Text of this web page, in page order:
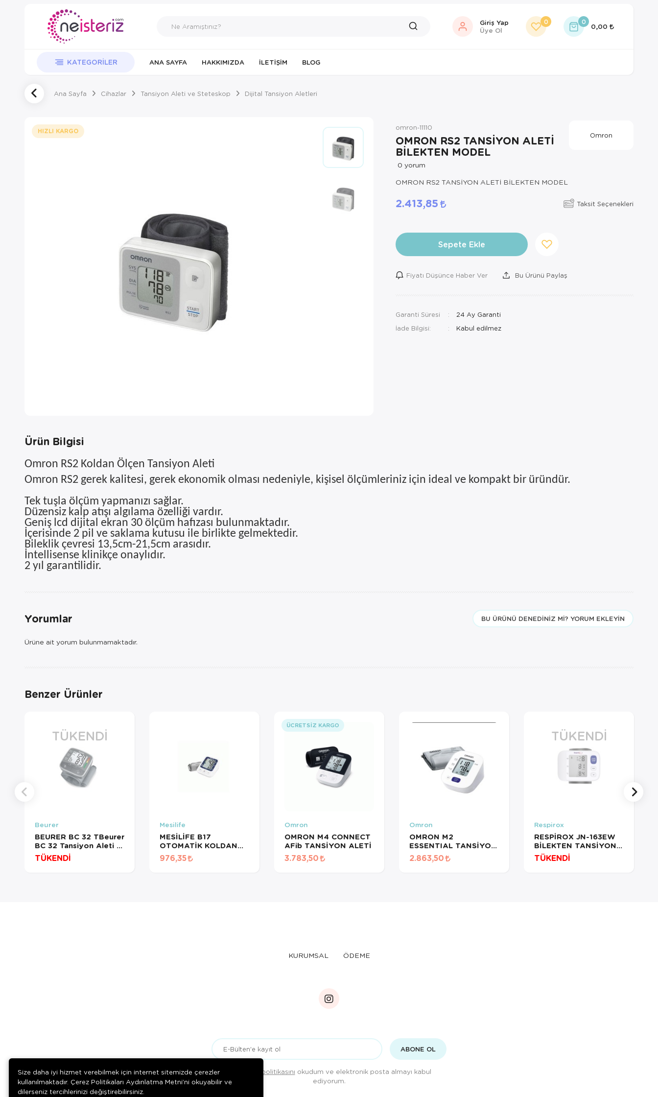
Giriş Yap
Üye Ol
0 0
0,00
KATEGORILER ANA SAYFA HAKKIMIZDA İLETIŞIM BLOG
Ana Sayfa Cihazlar Tansiyon Aleti ve Steteskop Dijital Tansiyon Aletleri
HIZLI KARGO omron-11110
OMRON RS2 TANSİYON ALETİ
BİLEKTEN MODEL
0 yorum
Omron
OMRON RS2 TANSİYON ALETİ BİLEKTEN MODEL
2.413,85 Taksit Seçenekleri
Sepete Ekle
Fiyatı Düşünce Haber Ver Bu Ürünü Paylaş
Garanti Süresi
24 Ay Garanti
İade Bilgisi:
Ürün Bilgisi
Omron RS2 Koldan Ölçen Tansiyon Aleti
Omron RS2 gerek kalitesi, gerek ekonomik olması nedeniyle, kişisel ölçümleriniz için ideal ve kompakt bir üründür.
Tek tuşla ölçüm yapmanızı sağlar.
Düzensiz kalp atışı algılama özelliği vardır.
Geniş lcd dijital ekran 30 ölçüm hafızası bulunmaktadır.
İçerisinde 2 pil ve saklama kutusu ile birlikte gelmektedir.
Bileklik çevresi 13,5cm-21,5cm arasıdır.
İntellisense klinikçe onaylıdır.
2 yıl garantilidir.
Yorumlar BU ÜRÜNÜ DENEDINIZ MI? YORUM EKLEYIN
Ürüne ait yorum bulunmamaktadır.
Benzer Ürünler
TÜKENDI
Beurer
BEURER BC 32 TBeurer
BC 32 Tansiyon Aleti |
Bilekten Ölçüm, Aritmi
Tespiti, Kullanıcı Dostu
TÜKENDİ
Mesilife
MESİLİFE B17
OTOMATİK KOLDAN
KONUŞAN TANSİYON
ALETİ 22-42CM TYPE-
976,35
ÜCRETSIZ KARGO
Omron
OMRON M4 CONNECT
AFib TANSİYON ALETİ
3.783,50
Omron
OMRON M2
ESSENTIAL TANSİYON
ALETİ ESSENTİAL
2.863,50
TÜKENDI
Respirox
RESPİROX JN-163EW
BİLEKTEN TANSİYON
ALETİ
TÜKENDİ
KURUMSAL ÖDEME
ABONE OL
Gizlilik politikasını okudum ve elektronik posta almayı kabul
ediyorum.
Size daha iyi hizmet verebilmek için internet sitemizde çerezler
kullanılmaktadır. Çerez Politikaları Aydınlatma Metni’ni okuyabilir ve
dilerseniz tercihlerinizi değiştirebilirsiniz.